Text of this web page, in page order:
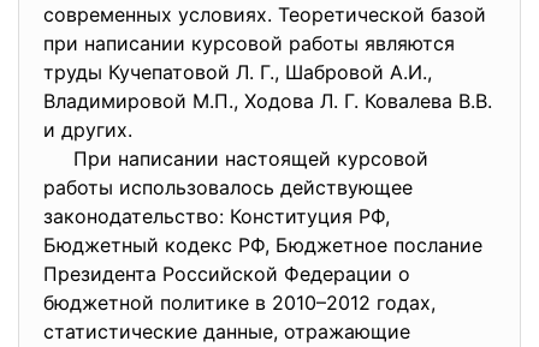
современных условиях. Теоретической базой
при написании курсовой работы являются
труды Кучепатовой Л. Г., Шабровой А.И.,
Владимировой М.П., Ходова Л. Г. Ковалева В.В.
и других.
При написании настоящей курсовой
работы использовалось действующее
законодательство: Конституция РФ,
Бюджетный кодекс РФ, Бюджетное послание
Президента Российской Федерации о
бюджетной политике в 2010–2012 годах,
статистические данные, отражающие